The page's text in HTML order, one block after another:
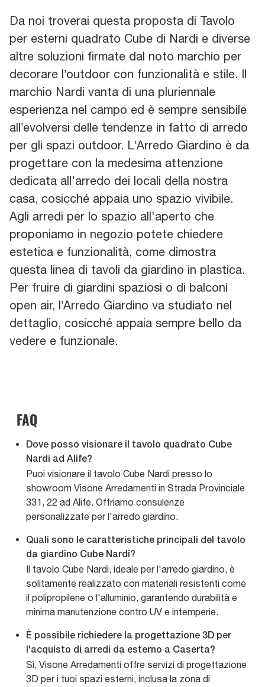
Da noi troverai questa proposta di Tavolo
per esterni quadrato Cube di Nardi e diverse
altre soluzioni firmate dal noto marchio per
decorare l’outdoor con funzionalità e stile. Il
marchio Nardi vanta di una pluriennale
esperienza nel campo ed è sempre sensibile
all’evolversi delle tendenze in fatto di arredo
per gli spazi outdoor. L’Arredo Giardino è da
progettare con la medesima attenzione
dedicata all'arredo dei locali della nostra
casa, cosicché appaia uno spazio vivibile.
Agli arredi per lo spazio all'aperto che
proponiamo in negozio potete chiedere
estetica e funzionalità, come dimostra
questa linea di tavoli da giardino in plastica.
Per fruire di giardini spaziosi o di balconi
open air, l’Arredo Giardino va studiato nel
dettaglio, cosicché appaia sempre bello da
vedere e funzionale.
FAQ
Dove posso visionare il tavolo quadrato Cube
Nardi ad Alife?
Puoi visionare il tavolo Cube Nardi presso lo
showroom Visone Arredamenti in Strada Provinciale
331, 22 ad Alife. Offriamo consulenze
personalizzate per l'arredo giardino.
Quali sono le caratteristiche principali del tavolo
da giardino Cube Nardi?
Il tavolo Cube Nardi, ideale per l'arredo giardino, è
solitamente realizzato con materiali resistenti come
il polipropilene o l'alluminio, garantendo durabilità e
minima manutenzione contro UV e intemperie.
È possibile richiedere la progettazione 3D per
l'acquisto di arredi da esterno a Caserta?
Sì, Visone Arredamenti offre servizi di progettazione
3D per i tuoi spazi esterni, inclusa la zona di